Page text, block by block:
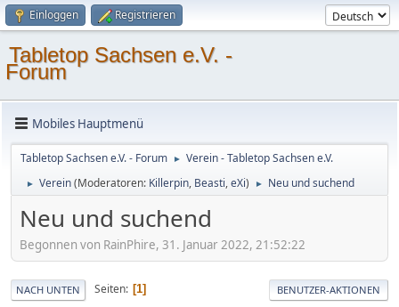
Einloggen Registrieren
Tabletop Sachsen e.V. -
Forum
Mobiles Hauptmenü
Tabletop Sachsen e.V. - Forum ► Verein - Tabletop Sachsen e.V.
► Verein(Moderatoren: Killerpin, Beasti,eXi) ► Neu und suchend
Neu und suchend
Begonnen von RainPhire, 31. Januar 2022, 21:52:22
NACH UNTEN Seiten 1 BENUTZER-AKTIONEN